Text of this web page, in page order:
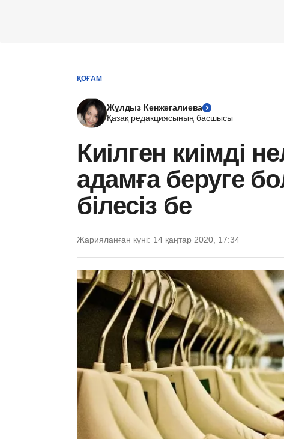
ҚОҒАМ
Жұлдыз Кенжегалиева
Қазақ редакциясының басшысы
Киілген киімді
адамға беруге
білесіз бе
Жарияланған күні: 14 қаңтар 2020, 17:34